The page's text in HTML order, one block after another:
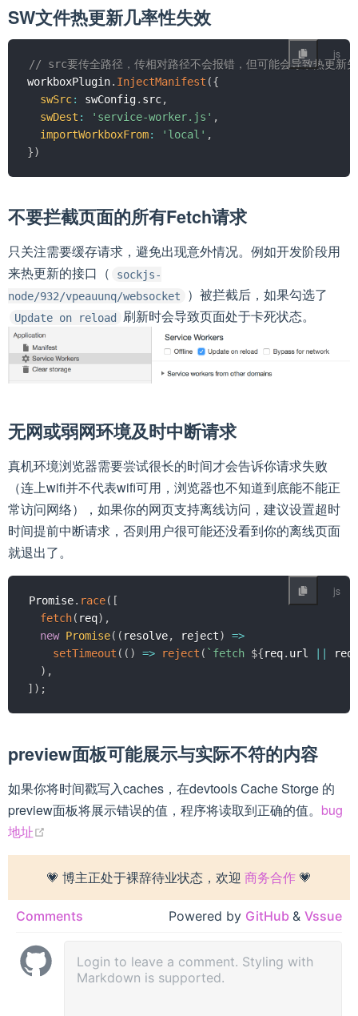
SW文件热更新几率性失效
// src要传全路径，传相对路径不会报错，但可能会导致热更新
workboxPlugin. InjectManifest ({
swSrc: swConfig. src,
swDest : 'service-worker.js' ,
importWorkboxFrom: 'local' ,
})
不要拦截页面的所有Fetch请求
只关注需要缓存请求，避免出现意外情况。例如开发阶段用
来热更新的接口（
sockjs-
node/932/vpeauunq/websocket
）被拦截后，如果勾选了
Update on reload 刷新时会导致页面处于卡死状态。
无网或弱网环境及时中断请求
真机环境浏览器需要尝试很长的时间才会告诉你请求失败
（连上wifi并不代表wifi可用，浏览器也不知道到底能不能正
常访问网络），如果你的网页支持离线访问，建议设置超时
时间提前中断请求，否则用户很可能还没看到你的离线页面
就退出了。
Promise. race( [
fetch( req) ,
new Promise( ( resolve, reject)
=>
setTimeout ( ( ) => reject ( ` fetch ${req. url req
) ,
] ) ;
preview面板可能展示与实际不符的内容
如果你将时间戳写入caches，在devtools Cache Storge 的
preview面板将展示错误的值，程序将读取到正确的值。 bug
地址
💗 博主正处于裸辞待业状态，欢迎 商务合作 💗
Comments Powered by GitHub & Vssue